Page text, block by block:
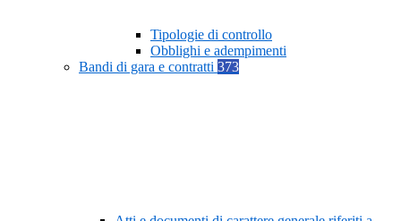
Tipologie di controllo
Obblighi e adempimenti
Bandi di gara e contratti 373